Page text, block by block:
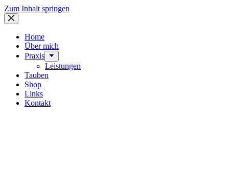
Zum Inhalt springen
Home
Über mich
Praxis
Leistungen
Tauben
Shop
Links
Kontakt